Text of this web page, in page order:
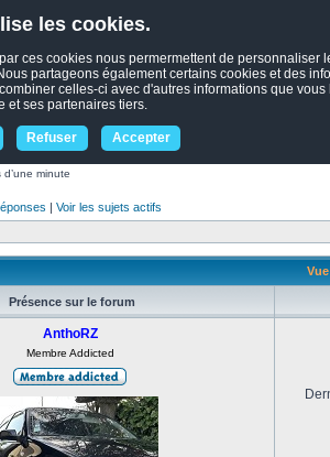
les cookies.
ces cookies nous permermettent de
partageons également certains cookies et des
celles-ci avec d'autres informations que
et ses partenaires tiers.
Refuser Accepter
minute
| Voir les sujets actifs
Présence sur le forum
AnthoRZ
Membre Addicted